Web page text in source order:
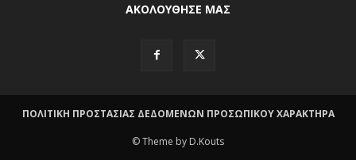
ΑΚΟΛΟΥΘΗΣΕ ΜΑΣ
ΠΟΛΙΤΙΚΗ ΠΡΟΣΤΑΣΙΑΣ ΔΕΔΟΜΕΝΩΝ ΠΡΟΣΩΠΙΚΟΥ ΧΑΡΑΚΤΗΡΑ
© Theme by D.Kouts